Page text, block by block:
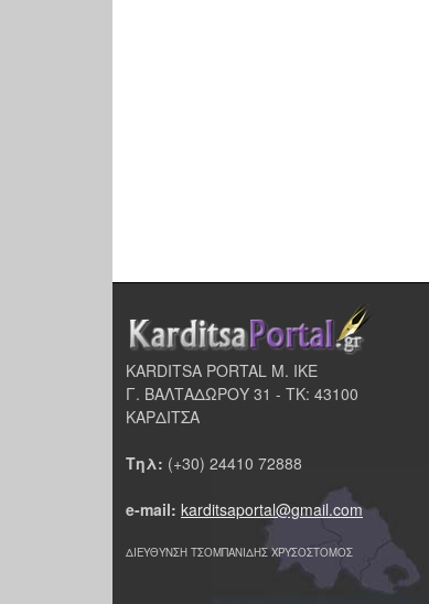
KARDITSA PORTAL Μ. ΙΚΕ
Γ. ΒΑΛΤΑΔΩΡΟΥ 31 - ΤΚ: 43100
ΚΑΡΔΙΤΣΑ
Τηλ: (+30) 24410 72888
e-mail: karditsaportal@gmail.com
ΔΙΕΥΘΥΝΣΗ ΤΣΟΜΠΑΝΙΔΗΣ ΧΡΥΣΟΣΤΟΜΟΣ